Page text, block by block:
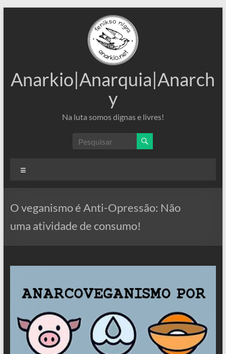
Anarkio|Anarquia|Anarch
y
Na luta somos dignas e livres!
O veganismo é Anti-Opressão: Não
uma atividade de consumo!